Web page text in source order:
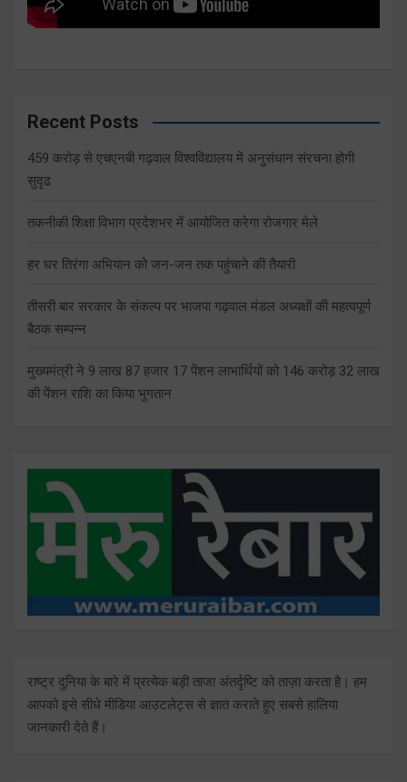
Recent Posts
459 करोड़ से एचएनबी गढ़वाल विश्वविद्यालय में अनुसंधान संरचना होगी
सुदृढ
तकनीकी शिक्षा विभाग प्रदेशभर में आयोजित करेगा रोजगार मेले
हर घर तिरंगा अभियान को जन-जन तक पहुंचाने की तैयारी
तीसरी बार सरकार के संकल्प पर भाजपा गढ़वाल मंडल अध्यक्षों की महत्वपूर्ण
बैठक सम्पन्न
मुख्यमंत्री ने 9 लाख 87 हजार 17 पेंशन लाभार्थियों को 146 करोड़ 32 लाख
की पेंशन राशि का किया भुगतान
राष्ट्र दुनिया के बारे में प्रत्येक बड़ी ताजा अंतर्दृष्टि को ताज़ा करता है। हम
आपको इसे सीधे मीडिया आउटलेट्स से ज्ञात कराते हुए सबसे हालिया
जानकारी देते हैं।